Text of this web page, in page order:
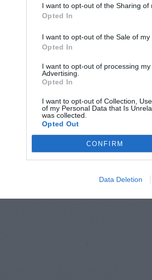
I want to opt-out of the Sharing of
Opted In
I want to opt-out of the Sale of
Opted In
I want to opt-out of processing
Advertising.
Opted In
I want to opt-out of Collection,
of my Personal Data that Is
was collected.
Opted Out
CONFIRM
Data Deletion